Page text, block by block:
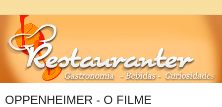
OPPENHEIMER - O FILME